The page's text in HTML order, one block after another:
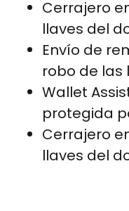
Cerrajero
llaves del
Envío de
robo de las
Wallet
protegida
Cerrajero
llaves del